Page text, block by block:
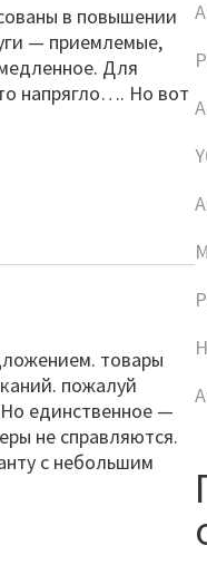
в повышении
— приемлемые,
Для
напрягло…. Но вот
товары
пожалуй
единственное —
не справляются.
с небольшим